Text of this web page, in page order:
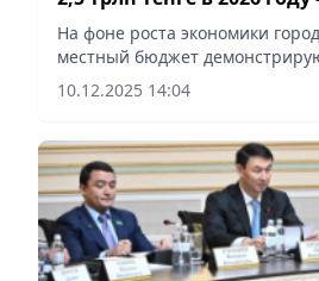
Сатыбалды
На фоне роста экономики
местный бюджет
положительную динамику,
10.12.2025 14:04